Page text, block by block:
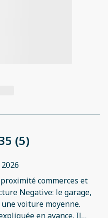
(5)
commerces et
Negative: le garage,
voiture moyenne.